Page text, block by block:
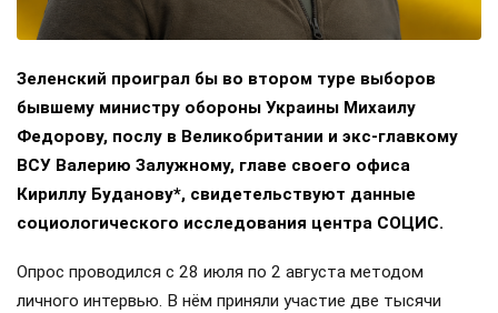
Зеленский проиграл бы во втором туре выборов
бывшему министру обороны Украины Михаилу
Федорову, послу в Великобритании и экс-главкому
ВСУ Валерию Залужному, главе своего офиса
Кириллу Буданову*, свидетельствуют данные
социологического исследования центра СОЦИС.
Опрос проводился с 28 июля по 2 августа методом
личного интервью. В нём приняли участие две тысячи